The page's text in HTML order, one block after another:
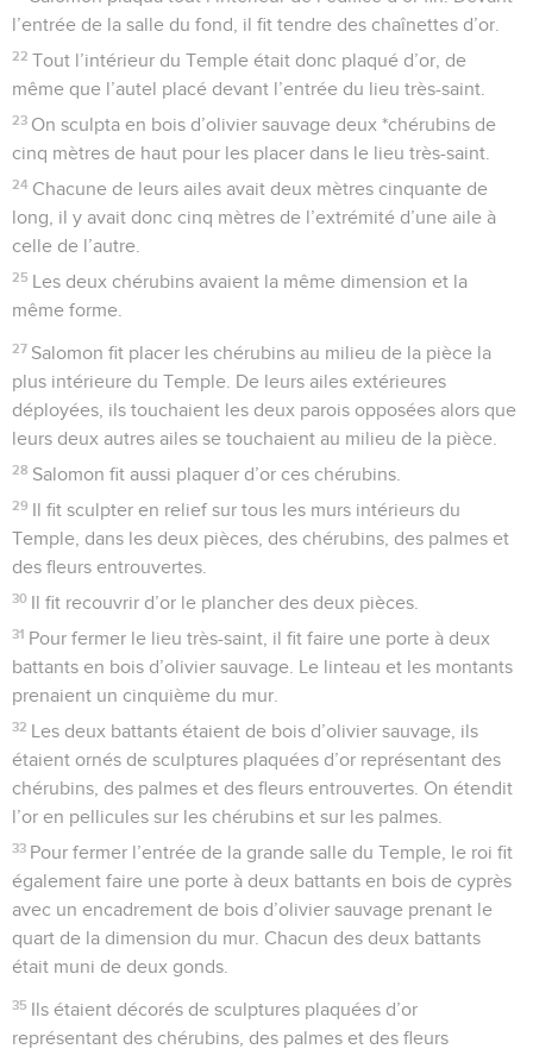
l’entrée de la salle du fond, il fit tendre des chaînettes d’or.
22 Tout l’intérieur du Temple était donc plaqué d’or, de
même que l’autel placé devant l’entrée du lieu très-saint.
23 On sculpta en bois d’olivier sauvage deux *chérubins de
cinq mètres de haut pour les placer dans le lieu très-saint.
24 Chacune de leurs ailes avait deux mètres cinquante de
long, il y avait donc cinq mètres de l’extrémité d’une aile à
celle de l’autre.
25 Les deux chérubins avaient la même dimension et la
même forme.
27 Salomon fit placer les chérubins au milieu de la pièce la
plus intérieure du Temple. De leurs ailes extérieures
déployées, ils touchaient les deux parois opposées alors que
leurs deux autres ailes se touchaient au milieu de la pièce.
28 Salomon fit aussi plaquer d’or ces chérubins.
29 Il fit sculpter en relief sur tous les murs intérieurs du
Temple, dans les deux pièces, des chérubins, des palmes et
des fleurs entrouvertes.
30 Il fit recouvrir d’or le plancher des deux pièces.
31 Pour fermer le lieu très-saint, il fit faire une porte à deux
battants en bois d’olivier sauvage. Le linteau et les montants
prenaient un cinquième du mur.
32 Les deux battants étaient de bois d’olivier sauvage, ils
étaient ornés de sculptures plaquées d’or représentant des
chérubins, des palmes et des fleurs entrouvertes. On étendit
l’or en pellicules sur les chérubins et sur les palmes.
33 Pour fermer l’entrée de la grande salle du Temple, le roi fit
également faire une porte à deux battants en bois de cyprès
avec un encadrement de bois d’olivier sauvage prenant le
quart de la dimension du mur. Chacun des deux battants
était muni de deux gonds.
35 Ils étaient décorés de sculptures plaquées d’or
représentant des chérubins, des palmes et des fleurs